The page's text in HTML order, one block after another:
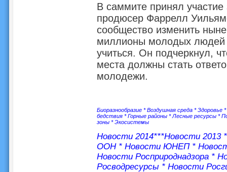
В саммите принял
продюсер Фаррелл
сообщество изменить
миллионы молодых людей
учиться. Он подчеркнул,
места должны стать
молодежи.
Биоразнообразие *Воздушная среда *Здоровье *
бедствия *Горные районы *Лесные ресурсы *
зоны *Экосистемы
Новости 2014***Новости 2013
ООН* Новости ЮНЕП*
Новости Росприроднадзора*
Росводресурсы * Новости